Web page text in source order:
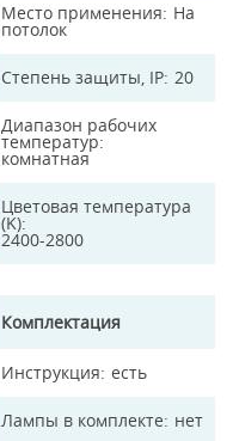
Место применения На
потолок
Степень защиты, IP 20
Диапазон рабочих
температур
комнатная
Цветовая температура
(K)
2400-2800
Комплектация
Инструкция есть
Лампы в комплекте нет